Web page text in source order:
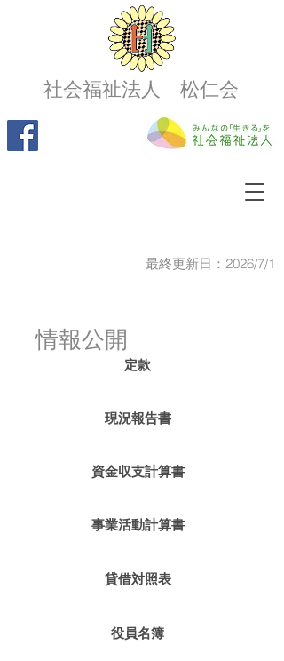
社会福祉法人 松仁会
最終更新日：2026/7/1
情報公開
定款
現況報告書
資金収支計算書
事業活動計算書
貸借対照表
役員名簿